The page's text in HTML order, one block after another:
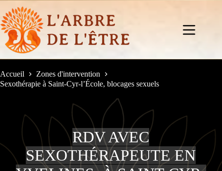
au
contenu
Accueil
Zones d'intervention
Sexothérapie à Saint-Cyr-l’École, blocages sexuels
RDV AVEC
SEXOTHÉRAPEUTE EN